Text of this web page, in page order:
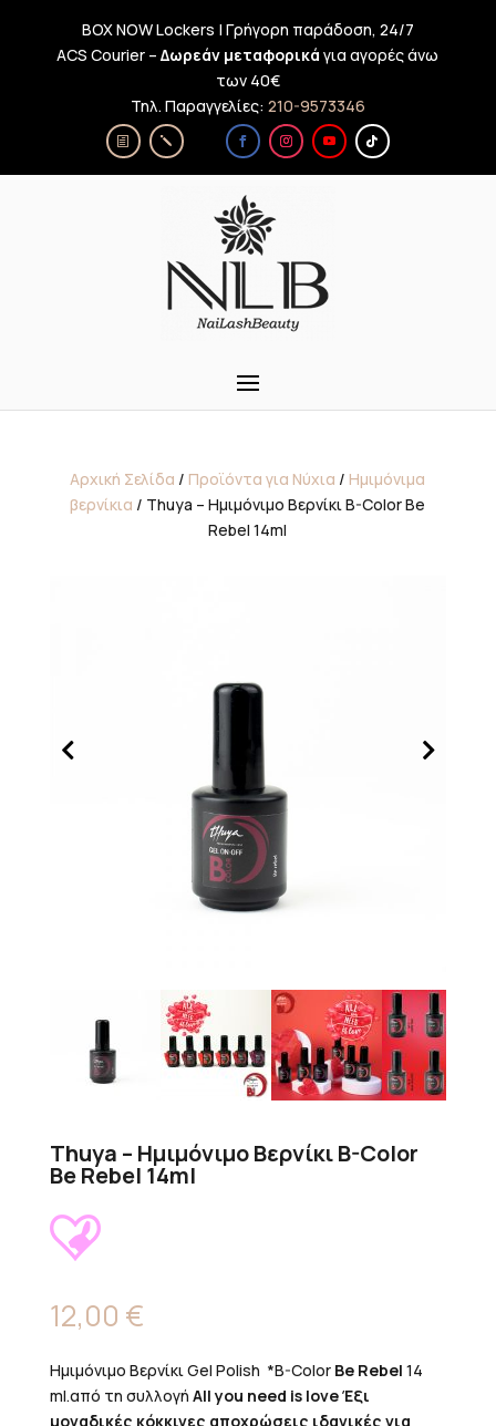
BOX NOW Lockers | Γρήγορη παράδοση, 24/7
ACS Courier –Δωρεάν μεταφορικά για αγορές άνω
των 40€
Τηλ. Παραγγελίες: 210-9573346
Αρχική Σελίδα / Προϊόντα για Νύχια / Ημιμόνιμα
βερνίκια / Thuya – Ημιμόνιμο Βερνίκι B-Color Be
Rebel 14ml
Thuya – Ημιμόνιμο Βερνίκι B-Color
Be Rebel 14ml
12,00 €
Ημιμόνιμο Βερνίκι Gel Polish *B-Color Be Rebel 14
ml.από τη συλλογή All you need is love Έξι
μοναδικές κόκκινες αποχρώσεις ιδανικές για